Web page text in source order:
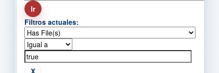
Filtros actuales: